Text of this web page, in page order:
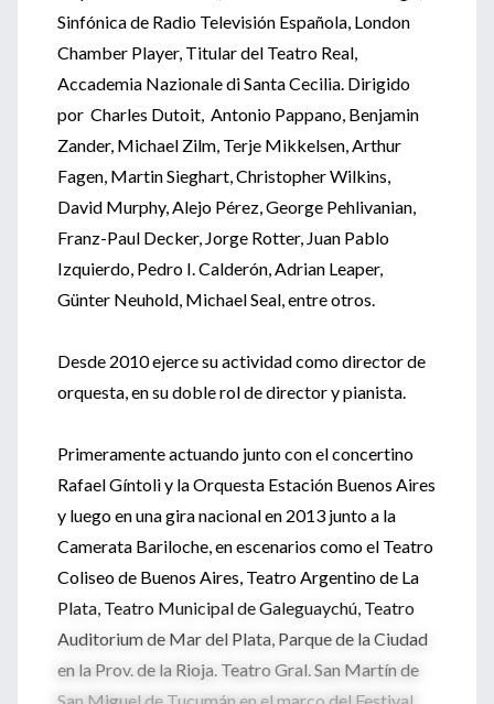
Sinfónica de Radio Televisión Española, London
Chamber Player, Titular del Teatro Real,
Accademia Nazionale di Santa Cecilia. Dirigido
por Charles Dutoit, Antonio Pappano, Benjamin
Zander, Michael Zilm, Terje Mikkelsen, Arthur
Fagen, Martin Sieghart, Christopher Wilkins,
David Murphy, Alejo Pérez, George Pehlivanian,
Franz-Paul Decker, Jorge Rotter, Juan Pablo
Izquierdo, Pedro I. Calderón, Adrian Leaper,
Günter Neuhold, Michael Seal, entre otros.
Desde 2010 ejerce su actividad como director de
orquesta, en su doble rol de director y pianista.
Primeramente actuando junto con el concertino
Rafael Gíntoli y la Orquesta Estación Buenos Aires
y luego en una gira nacional en 2013 junto a la
Camerata Bariloche, en escenarios como el Teatro
Coliseo de Buenos Aires, Teatro Argentino de La
Plata, Teatro Municipal de Galeguaychú, Teatro
Auditorium de Mar del Plata, Parque de la Ciudad
en la Prov. de la Rioja. Teatro Gral. San Martín de